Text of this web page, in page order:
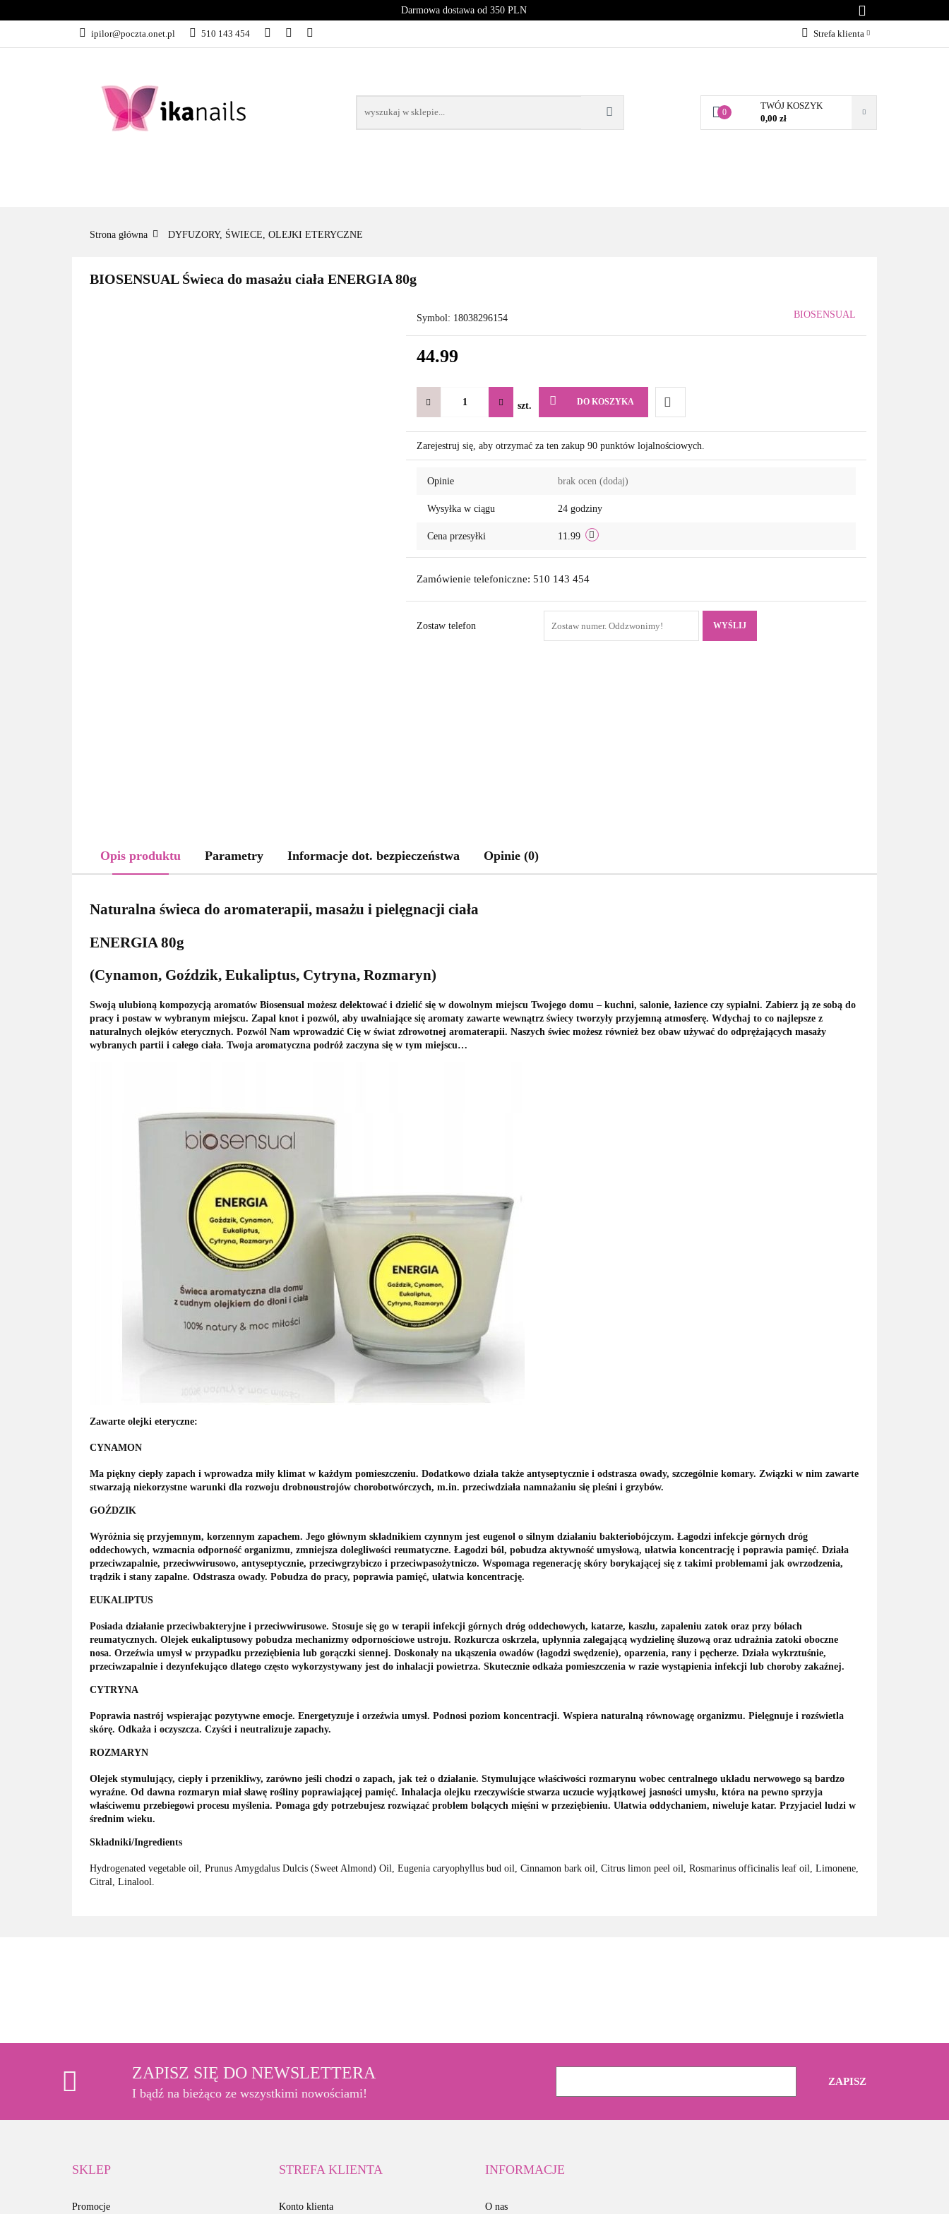
Darmowa dostawa od 350 PLN
ipilor@poczta.onet.pl 510 143 454 Strefa klienta
Dodaj zgłoszenie
Zgody cookies
0
TWÓJ KOSZYK
0,00 zł
KATEGORIE
Strona główna DYFUZORY, ŚWIECE, OLEJKI ETERYCZNE
BIOSENSUAL Świeca do masażu ciała ENERGIA 80g
Symbol: 18038296154 BIOSENSUAL
44.99
szt. DO KOSZYKA
Do
przechowalni
Zarejestruj się, aby otrzymać za ten zakup 90 punktów lojalnościowych.
Opinie brak ocen (dodaj)
Wysyłka w ciągu 24 godziny
Cena przesyłki 11.99
Zamówienie telefoniczne: 510 143 454
Zostaw telefon WYŚLIJ
Opis produktu Parametry Informacje dot. bezpieczeństwa Opinie (0)
Naturalna świeca do aromaterapii, masażu i pielęgnacji ciała
ENERGIA 80g
(Cynamon, Goździk, Eukaliptus, Cytryna, Rozmaryn)
Swoją ulubioną kompozycją aromatów Biosensual możesz delektować i dzielić się w dowolnym miejscu Twojego domu – kuchni, salonie, łazience czy sypialni. Zabierz ją ze sobą do
pracy i postaw w wybranym miejscu. Zapal knot i pozwól, aby uwalniające się aromaty zawarte wewnątrz świecy tworzyły przyjemną atmosferę. Wdychaj to co najlepsze z
naturalnych olejków eterycznych. Pozwól Nam wprowadzić Cię w świat zdrowotnej aromaterapii. Naszych świec możesz również bez obaw używać do odprężających masaży
wybranych partii i całego ciała. Twoja aromatyczna podróż zaczyna się w tym miejscu…
Zawarte olejki eteryczne:
CYNAMON
Ma piękny ciepły zapach i wprowadza miły klimat w każdym pomieszczeniu. Dodatkowo działa także antyseptycznie i odstrasza owady, szczególnie komary. Związki w nim zawarte
stwarzają niekorzystne warunki dla rozwoju drobnoustrojów chorobotwórczych, m.in. przeciwdziała namnażaniu się pleśni i grzybów.
GOŹDZIK
Wyróżnia się przyjemnym, korzennym zapachem. Jego głównym składnikiem czynnym jest eugenol o silnym działaniu bakteriobójczym. Łagodzi infekcje górnych dróg
oddechowych, wzmacnia odporność organizmu, zmniejsza dolegliwości reumatyczne. Łagodzi ból, pobudza aktywność umysłową, ułatwia koncentrację i poprawia pamięć. Działa
przeciwzapalnie, przeciwwirusowo, antyseptycznie, przeciwgrzybiczo i przeciwpasożytniczo. Wspomaga regenerację skóry borykającej się z takimi problemami jak owrzodzenia,
trądzik i stany zapalne. Odstrasza owady. Pobudza do pracy, poprawia pamięć, ułatwia koncentrację.
EUKALIPTUS
Posiada działanie przeciwbakteryjne i przeciwwirusowe. Stosuje się go w terapii infekcji górnych dróg oddechowych, katarze, kaszlu, zapaleniu zatok oraz przy bólach
reumatycznych. Olejek eukaliptusowy pobudza mechanizmy odpornościowe ustroju. Rozkurcza oskrzela, upłynnia zalegającą wydzielinę śluzową oraz udrażnia zatoki oboczne
nosa. Orzeźwia umysł w przypadku przeziębienia lub gorączki siennej. Doskonały na ukąszenia owadów (łagodzi swędzenie), oparzenia, rany i pęcherze. Działa wykrztuśnie,
przeciwzapalnie i dezynfekująco dlatego często wykorzystywany jest do inhalacji powietrza. Skutecznie odkaża pomieszczenia w razie wystąpienia infekcji lub choroby zakaźnej.
CYTRYNA
Poprawia nastrój wspierając pozytywne emocje. Energetyzuje i orzeźwia umysł. Podnosi poziom koncentracji. Wspiera naturalną równowagę organizmu. Pielęgnuje i rozświetla
skórę. Odkaża i oczyszcza. Czyści i neutralizuje zapachy.
ROZMARYN
Olejek stymulujący, ciepły i przenikliwy, zarówno jeśli chodzi o zapach, jak też o działanie. Stymulujące właściwości rozmarynu wobec centralnego układu nerwowego są bardzo
wyraźne. Od dawna rozmaryn miał sławę rośliny poprawiającej pamięć. Inhalacja olejku rzeczywiście stwarza uczucie wyjątkowej jasności umysłu, która na pewno sprzyja
właściwemu przebiegowi procesu myślenia. Pomaga gdy potrzebujesz rozwiązać problem bolących mięśni w przeziębieniu. Ułatwia oddychaniem, niweluje katar. Przyjaciel ludzi w
średnim wieku.
Składniki/Ingredients
Hydrogenated vegetable oil, Prunus Amygdalus Dulcis (Sweet Almond) Oil, Eugenia caryophyllus bud oil, Cinnamon bark oil, Citrus limon peel oil, Rosmarinus officinalis leaf oil, Limonene,
Citral, Linalool.
ZAPISZ SIĘ DO NEWSLETTERA
I bądź na bieżąco ze wszystkimi nowościami!
SKLEP
Promocje
STREFA KLIENTA
Konto klienta
INFORMACJE
O nas